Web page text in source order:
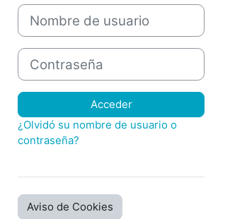
Nombre de usuario
Contraseña
Acceder
¿Olvidó su nombre de usuario o
contraseña?
Aviso de Cookies